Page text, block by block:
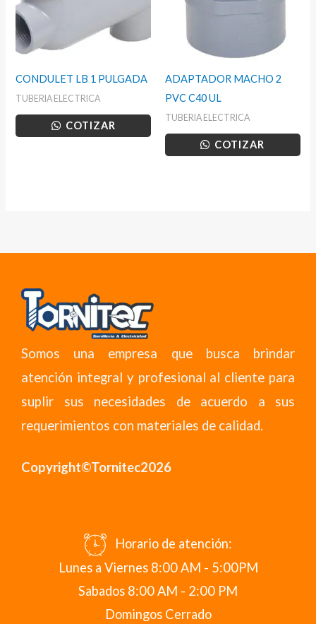
CONDULET LB 1 PULGADA
TUBERIA ELECTRICA
COTIZAR
ADAPTADOR MACHO 2
PVC C40 UL
TUBERIA ELECTRICA
COTIZAR
Somos una empresa que busca brindar
atención integral y profesional al cliente para
suplir sus necesidades de acuerdo a sus
requerimientos con materiales de calidad.
Copyright©Tornitec2026
Horario de atención:
Lunes a Viernes 8:00 AM - 5:00PM
Sabados 8:00 AM - 2:00 PM
Domingos Cerrado